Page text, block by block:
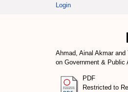
Login
Ahmad, Ainal Akmarand
on Government & Public
PDF
Restricted to